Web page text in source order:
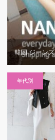
韓国 ジーン
年代別